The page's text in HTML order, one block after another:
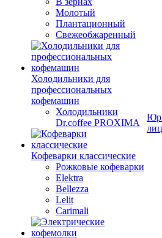
Молотый
Плантационный
Свежеобжаренный
Холодильники для
профессиональных
кофемашин
Холодильники
Dr.coffee PROXIMA
Кофеварки классические
Рожковые кофеварки
Elektra
Bellezza
Lelit
Carimali